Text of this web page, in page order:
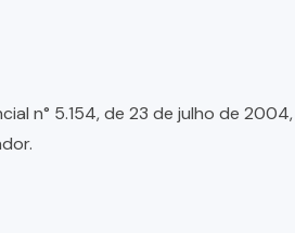
n° 5.154, de 23 de julho de 2004,